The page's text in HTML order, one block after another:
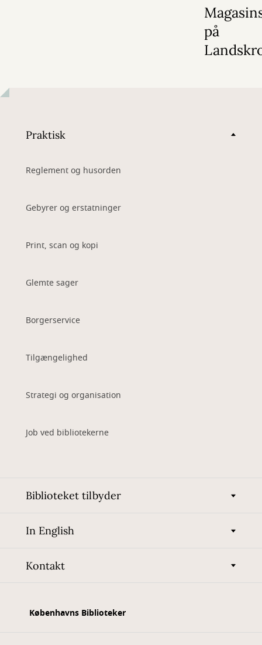
2026
på
Praktisk
Reglement og husorden
Gebyrer og erstatninger
Print, scan og kopi
Glemte sager
Borgerservice
Tilgængelighed
Strategi og organisation
Job ved bibliotekerne
Biblioteket tilbyder
In English
Kontakt
Københavns Biblioteker